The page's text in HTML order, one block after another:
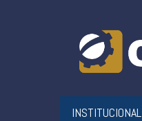
INSTITUCIONAL